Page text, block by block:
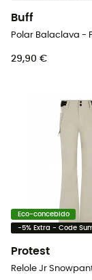
Buff
29,90 €
Eco-concebido
-5% Extra - Code
Protest